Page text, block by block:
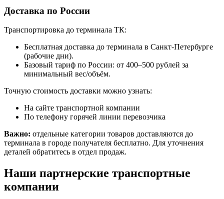
Доставка по России
Транспортировка до терминала ТК:
Бесплатная доставка до терминала в Санкт-Петербурге
(рабочие дни).
Базовый тариф по России: от 400–500 рублей за
минимальный вес/объём.
Точную стоимость доставки можно узнать:
На сайте транспортной компании
По телефону горячей линии перевозчика
Важно: отдельные категории товаров доставляются до
терминала в городе получателя бесплатно. Для уточнения
деталей обратитесь в отдел продаж.
Наши партнерские транспортные
компании